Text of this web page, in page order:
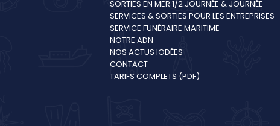
SORTIES EN MER 1/2 JOURNÉE & JOURNÉE
SERVICES & SORTIES POUR LES ENTREPRISES
SERVICE FUNÉRAIRE MARITIME
NOTRE ADN
NOS ACTUS IODÉES
CONTACT
TARIFS COMPLETS (PDF)